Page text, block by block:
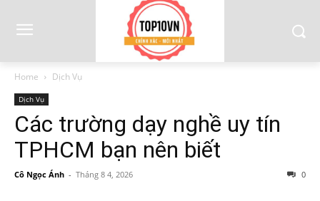
Home Dịch Vụ
Dịch Vụ
Các trường dạy nghề uy tín
TPHCM bạn nên biết
Cô Ngọc Ánh - Tháng 8 4, 2026 0